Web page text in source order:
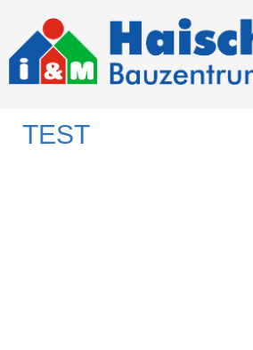
TEST